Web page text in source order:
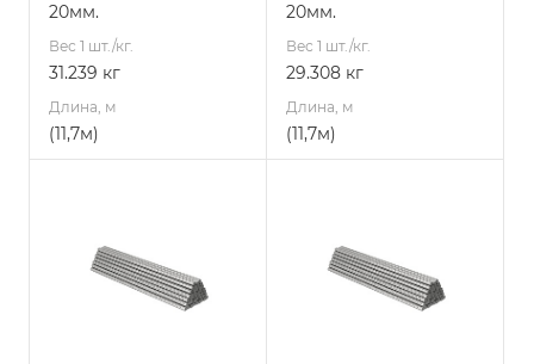
20мм.
Вес 1 шт./кг.
31.239 кг
Длина, м
(11,7м)
20мм.
Вес 1 шт./кг.
29.308 кг
Длина, м
(11,7м)